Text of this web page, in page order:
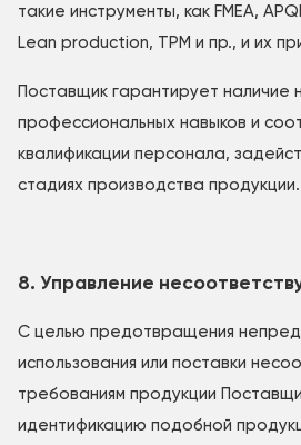
такие инструменты, как FMEA,
Lean production, TPM и пр., и их
Поставщик гарантирует наличие
профессиональных навыков и
квалификации персонала,
стадиях производства продукции.
8. Управление
С целью предотвращения
использования или поставки
требованиям продукции
идентификацию подобной